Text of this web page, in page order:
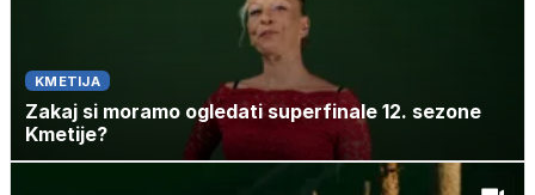
KMETIJA
Zakaj si moramo ogledati superfinale 12. sezone
Kmetije?